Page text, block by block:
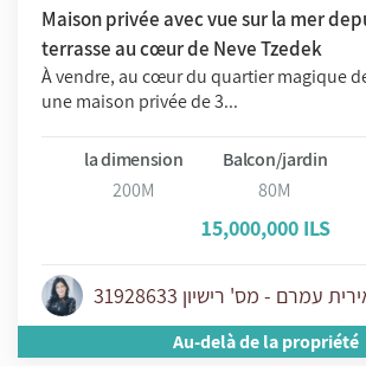
Maison privée avec vue sur la mer
terrasse au cœur de Neve Tzedek
À vendre, au cœur du quartier magique
une maison privée de 3...
la dimension
200M
Balcon/jardin
80M
15,000,000 ILS
עמרם - מס' רישיון 31928633
Au-delà de la propriété